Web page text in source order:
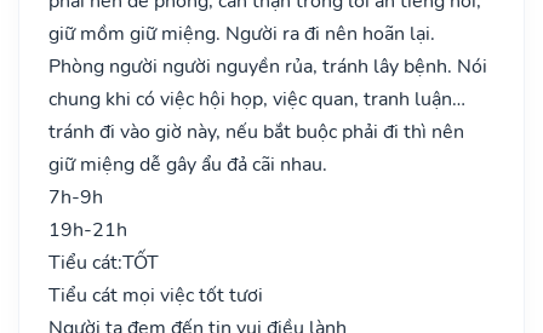
giữ mồm giữ miệng. Người ra đi nên hoãn lại.
Phòng người người nguyền rủa, tránh lây bệnh. Nói
chung khi có việc hội họp, việc quan, tranh luận…
tránh đi vào giờ này, nếu bắt buộc phải đi thì nên
giữ miệng dễ gây ẩu đả cãi nhau.
7h-9h
19h-21h
Tiểu cát:TỐT
Tiểu cát mọi việc tốt tươi